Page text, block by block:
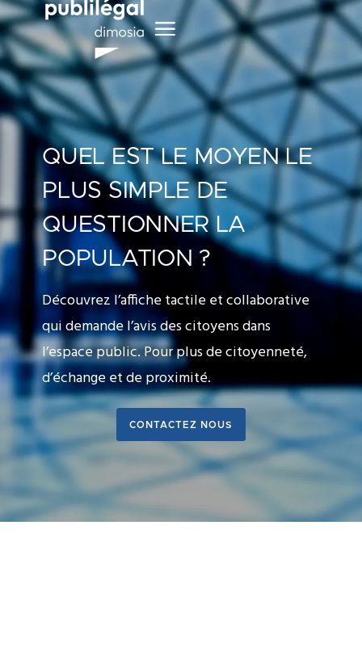
QUEL EST LE MOYEN LE
PLUS SIMPLE DE
QUESTIONNER LA
POPULATION ?
Découvrez l’affiche tactile et collaborative
qui demande l’avis des citoyens dans
l’espace public. Pour plus de citoyenneté,
d’échange et de proximité.
CONTACTEZ NOUS